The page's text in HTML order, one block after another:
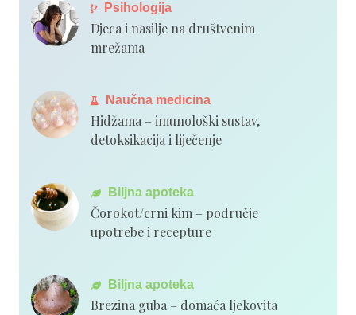
Psihologija
Djeca i nasilje na društvenim
mrežama
Naučna medicina
Hidžama – imunološki sustav,
detoksikacija i liječenje
Biljna apoteka
Čorokot/crni kim – područje
upotrebe i recepture
Biljna apoteka
Brezina guba – domaća ljekovita